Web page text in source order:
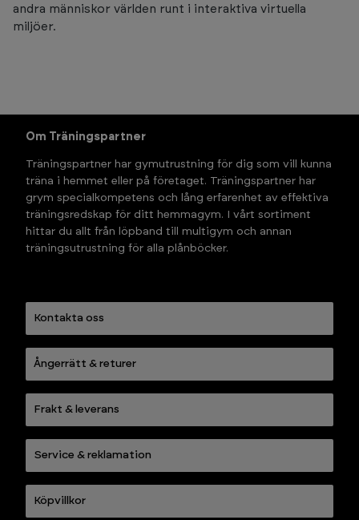
andra människor världen runt i interaktiva virtuella
miljöer.
Om Träningspartner
Träningspartner har gymutrustning för dig som vill kunna
träna i hemmet eller på företaget. Träningspartner har
grym specialkompetens och lång erfarenhet av effektiva
träningsredskap för ditt hemmagym. I vårt sortiment
hittar du allt från löpband till multigym och annan
träningsutrustning för alla plånböcker.
Kontakta oss
Ångerrätt & returer
Frakt & leverans
Service & reklamation
Köpvillkor